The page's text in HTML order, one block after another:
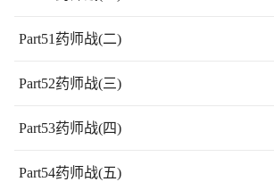
Part51药师战(二)
Part52药师战(三)
Part53药师战(四)
Part54药师战(五)